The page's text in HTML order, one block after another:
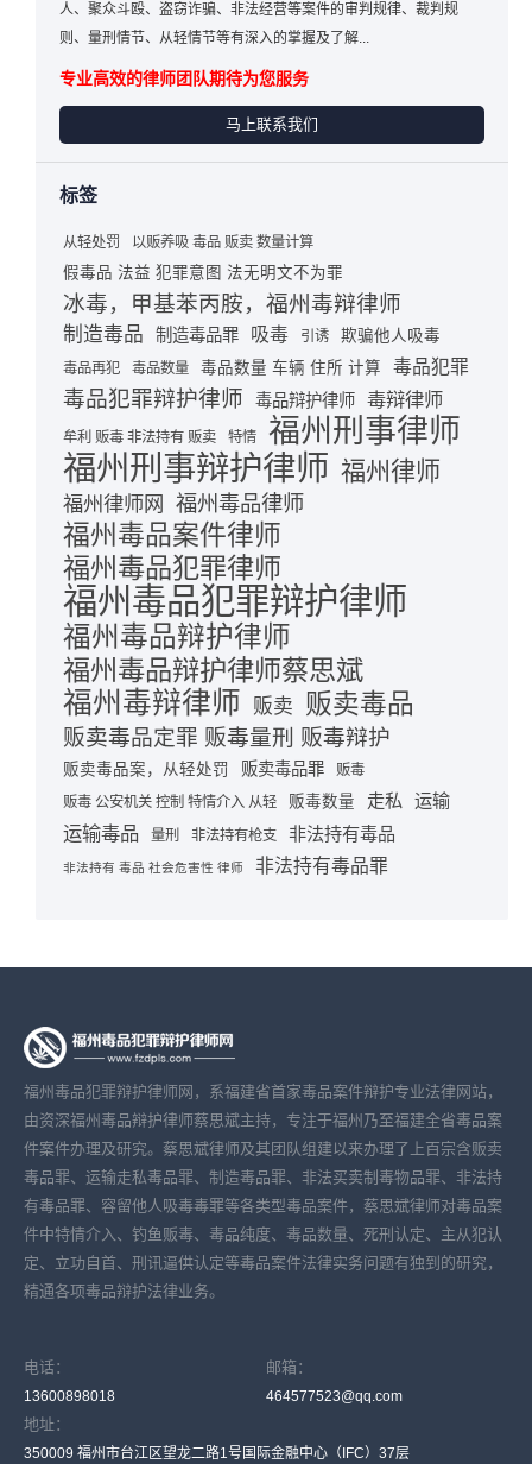
人、聚众斗殴、盗窃诈骗、非法经营等案件的审判规律、裁判规
则、量刑情节、从轻情节等有深入的掌握及了解...
专业高效的律师团队期待为您服务
马上联系我们
标签
从轻处罚 以贩养吸 毒品 贩卖 数量计算
假毒品 法益 犯罪意图 法无明文不为罪
冰毒，甲基苯丙胺，福州毒辩律师
制造毒品 制造毒品罪 吸毒 引诱 欺骗他人吸毒
毒品再犯 毒品数量 毒品数量 车辆 住所 计算 毒品犯罪
毒品犯罪辩护律师 毒品辩护律师 毒辩律师
牟利 贩毒 非法持有 贩卖 特情 福州刑事律师
福州刑事辩护律师 福州律师
福州律师网 福州毒品律师
福州毒品案件律师
福州毒品犯罪律师
福州毒品犯罪辩护律师
福州毒品辩护律师
福州毒品辩护律师蔡思斌
福州毒辩律师 贩卖 贩卖毒品
贩卖毒品定罪 贩毒量刑 贩毒辩护
贩卖毒品案，从轻处罚 贩卖毒品罪
贩毒
贩毒 公安机关 控制 特情介入 从轻
贩毒数量 走私 运输
运输毒品 量刑 非法持有枪支 非法持有毒品
非法持有 毒品 社会危害性 律师 非法持有毒品罪
福州毒品犯罪辩护律师网，系福建省首家毒品案件辩护专业法律网站，
由资深福州毒品辩护律师蔡思斌主持，专注于福州乃至福建全省毒品案
件案件办理及研究。蔡思斌律师及其团队组建以来办理了上百宗含贩卖
毒品罪、运输走私毒品罪、制造毒品罪、非法买卖制毒物品罪、非法持
有毒品罪、容留他人吸毒毒罪等各类型毒品案件，蔡思斌律师对毒品案
件中特情介入、钓鱼贩毒、毒品纯度、毒品数量、死刑认定、主从犯认
定、立功自首、刑讯逼供认定等毒品案件法律实务问题有独到的研究，
精通各项毒品辩护法律业务。
电话：
13600898018
邮箱：
464577523@qq.com
地址：
350009 福州市台江区望龙二路1号国际金融中心（IFC）37层